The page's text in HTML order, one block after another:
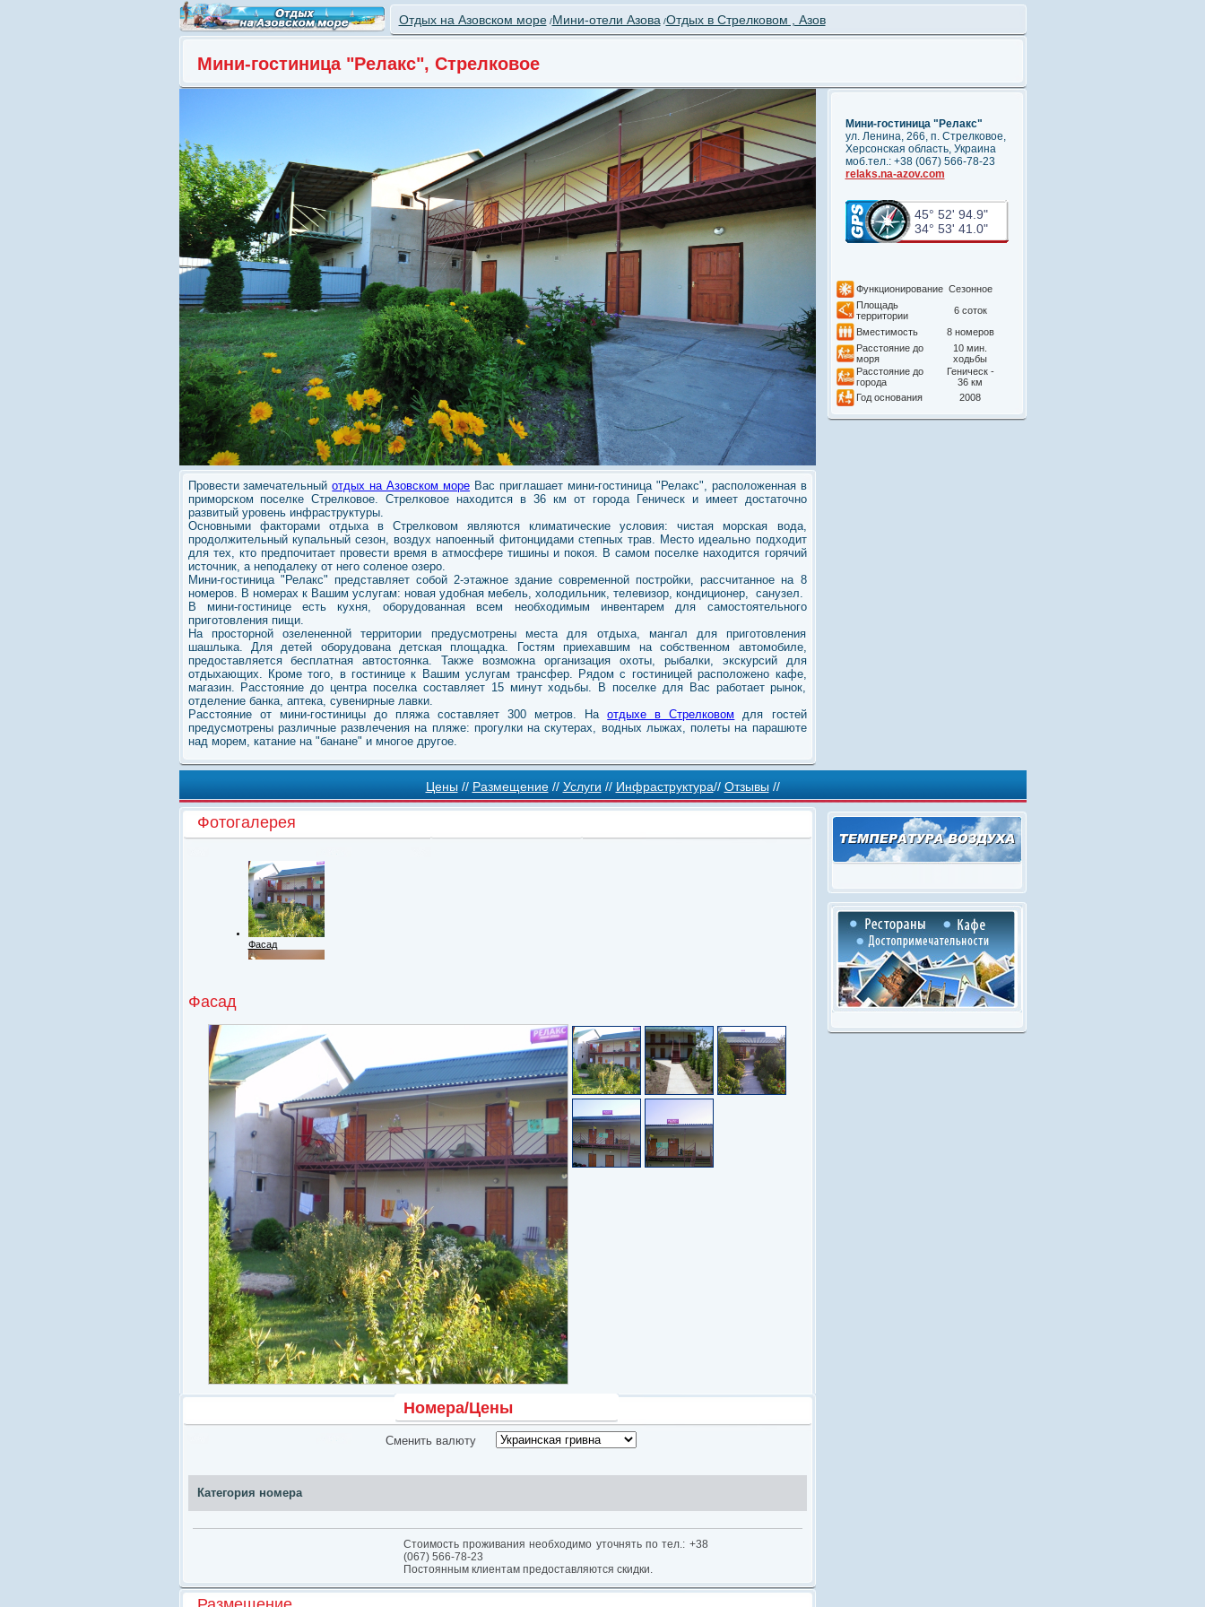
Отдых на Азовском море/Мини-отели Азова /Отдых в Стрелковом , Азов
Мини-гостиница "Релакс", Стрелковое
Мини-гостиница "Релакс"
ул. Ленина, 266, п. Стрелковое,
Херсонская область, Украина
моб.тел.: +38 (067) 566-78-23
relaks.na-azov.com
45° 52' 94.9"
34° 53' 41.0"
Функционирование Сезонное
Площадь
территории
6 соток
Вместимость
8 номеров
Расстояние до
моря
10 мин.
ходьбы
Расстояние до
города
Геническ -
36 км
Год основания
2008
Провести замечательныйотдых на Азовском море Вас приглашает мини-гостиница "Релакс", расположенная в
приморском поселке Стрелковое. Стрелковое находится в 36 км от города Геническ и имеет достаточно
развитый уровень инфраструктуры.
Основными факторами отдыха в Стрелковом являются климатические условия: чистая морская вода,
продолжительный купальный сезон, воздух напоенный фитонцидами степных трав. Место идеально подходит
для тех, кто предпочитает провести время в атмосфере тишины и покоя. В самом поселке находится горячий
источник, а неподалеку от него соленое озеро.
Мини-гостиница "Релакс" представляет собой 2-этажное здание современной постройки, рассчитанное на 8
номеров. В номерах к Вашим услугам: новая удобная мебель, холодильник, телевизор, кондиционер, санузел.
В мини-гостинице есть кухня, оборудованная всем необходимым инвентарем для самостоятельного
приготовления пищи.
На просторной озелененной территории предусмотрены места для отдыха, мангал для приготовления
шашлыка. Для детей оборудована детская площадка. Гостям приехавшим на собственном автомобиле,
предоставляется бесплатная автостоянка. Также возможна организация охоты, рыбалки, экскурсий для
отдыхающих. Кроме того, в гостинице к Вашим услугам трансфер. Рядом с гостиницей расположено кафе,
магазин. Расстояние до центра поселка составляет 15 минут ходьбы. В поселке для Вас работает рынок,
отделение банка, аптека, сувенирные лавки.
Расстояние от мини-гостиницы до пляжа составляет 300 метров. Наотдыхе в Стрелковом для гостей
предусмотрены различные развлечения на пляже: прогулки на скутерах, водных лыжах, полеты на парашюте
над морем, катание на "банане" и многое другое.
Цены // Размещение// Услуги // Инфраструктура// Отзывы //
Фотогалерея
Фасад
Номерной фонд
Территория
Фасад
Номера/Цены
Сменить валюту
Категория номера
Стоимость проживания необходимо уточнять по тел.: +38
(067) 566-78-23
Постоянным клиентам предоставляются скидки.